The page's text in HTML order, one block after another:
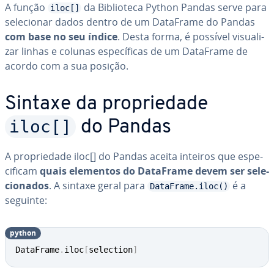
A função iloc[]
da Bi­bli­o­teca Python Pandas serve para
se­le­ci­o­nar dados dentro de um DataFrame do Pandas
com base no seu índice. Desta forma, é possível vi­su­a­li­
zar linhas e colunas es­pe­cí­fi­cas de um DataFrame de
acordo com a sua posição.
Sintaxe da pro­pri­e­dade
iloc[] do Pandas
A pro­pri­e­dade iloc[] do Pandas aceita inteiros que es­pe­
ci­fi­cam quais elementos do DataFrame devem ser se­le­
ci­o­na­dos. A sintaxe geral para DataFrame.iloc()
é a
seguinte:
DataFrame. iloc [selection]
python